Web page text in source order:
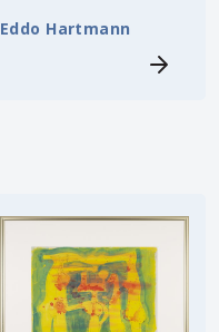
Eddo Hartmann